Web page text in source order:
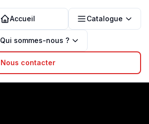
Accueil Catalogue
Qui sommes-nous ?
Nous contacter